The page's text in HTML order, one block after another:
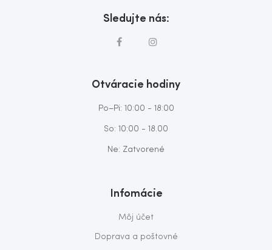
Sledujte nás:
Otváracie hodiny
Po–Pi: 10:00 - 18:00
So: 10:00 - 18.00
Ne: Zatvorené
Infomácie
Môj účet
Doprava a poštovné